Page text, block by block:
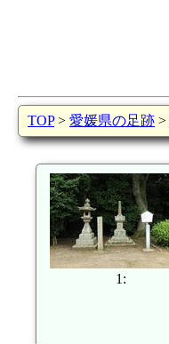
TOP> 愛媛県の足跡 >
1: